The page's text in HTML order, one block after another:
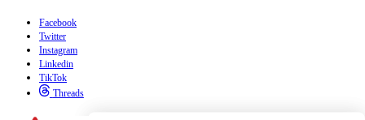
Facebook
Twitter
Instagram
Linkedin
TikTok
Threads